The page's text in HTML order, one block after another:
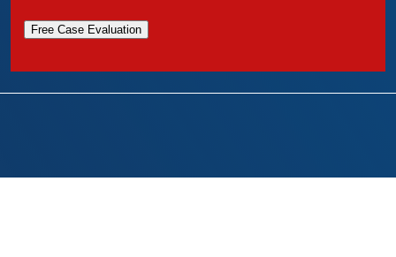
Free Case Evaluation